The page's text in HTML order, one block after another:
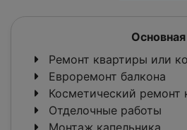
Основная
Ремонт квартиры или
Евроремонт балкона
Косметический ремонт
Отделочные работы